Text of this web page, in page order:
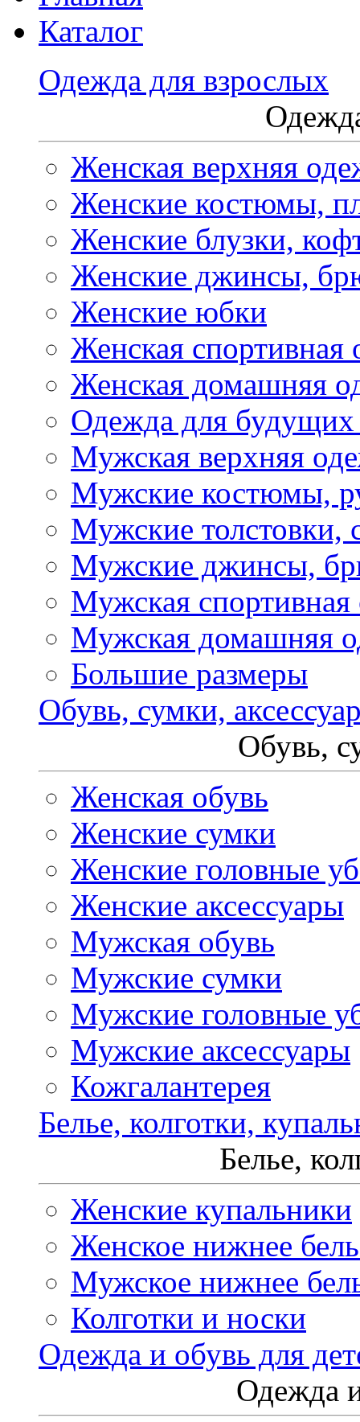
Каталог
Одежда для взрослых
Женская верхняя
Женские костюмы,
Женские блузки,
Женские джинсы,
Женские юбки
Женская спортивная
Женская домашняя
Одежда для
Мужская верхняя
Мужские костюмы,
Мужские толстовки,
Мужские джинсы,
Мужская спортивная
Мужская домашняя
Большие размеры
Обувь, сумки,
Обувь,
Женская обувь
Женские сумки
Женские головные
Женские аксессуары
Мужская обувь
Мужские сумки
Мужские головные
Мужские аксессуары
Кожгалантерея
Белье, колготки,
Белье,
Женские купальники
Женское нижнее
Мужское нижнее
Колготки и носки
Одежда и обувь для
Одежда